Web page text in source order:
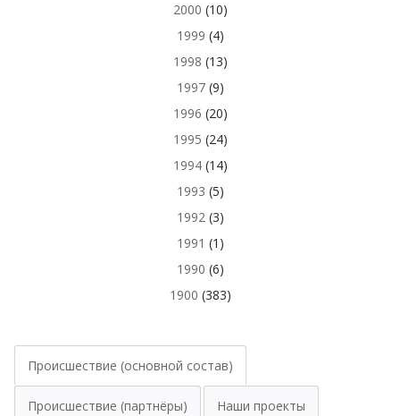
2000 (10)
1999 (4)
1998 (13)
1997(9)
1996 (20)
1995 (24)
1994(14)
1993 (5)
1992(3)
1991 (1)
1990 (6)
1900 (383)
Происшествие (основной состав)
Происшествие (партнёры) Наши проекты